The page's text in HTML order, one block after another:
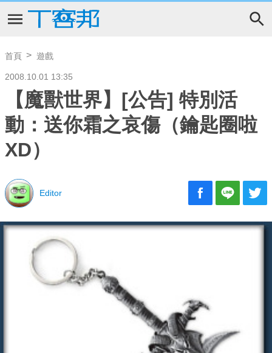
首頁 遊戲
2008.10.01 13:35
【魔獸世界】[公告] 特別活
動：送你霜之哀傷（鑰匙圈啦
XD）
Editor